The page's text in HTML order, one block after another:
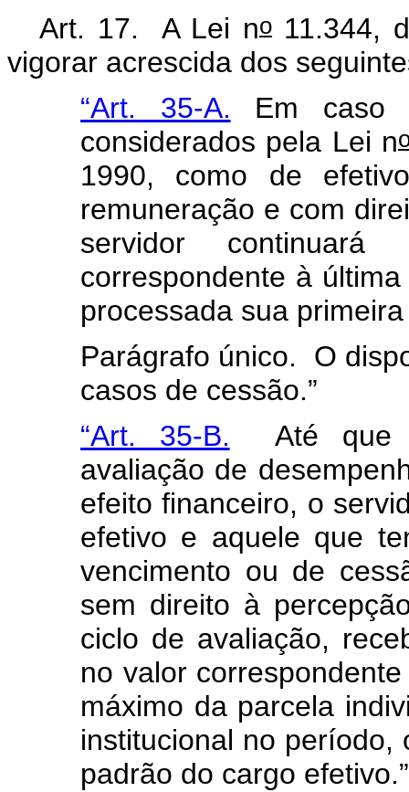
Art. 17. A Lei no11.344,
vigorar acrescida dos
“Art. 35-A. Em caso
considerados pela Lei n
1990, como de
remuneração e com
servidor continuará
correspondente à
processada sua
Parágrafo único. O
casos de cessão.”
“Art. 35-B. Até que
avaliação de
efeito financeiro, o
efetivo e aquele que
vencimento ou de
sem direito à
ciclo de avaliação,
no valor
máximo da parcela
institucional no
padrão do cargo efetivo.”